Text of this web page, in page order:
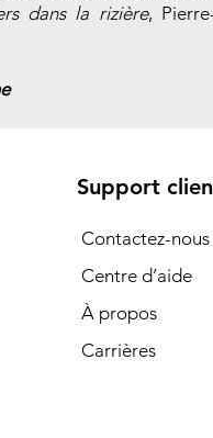
dans la rizière,
Support
Contactez-nous
Centre d’aide
À propos
Carrières